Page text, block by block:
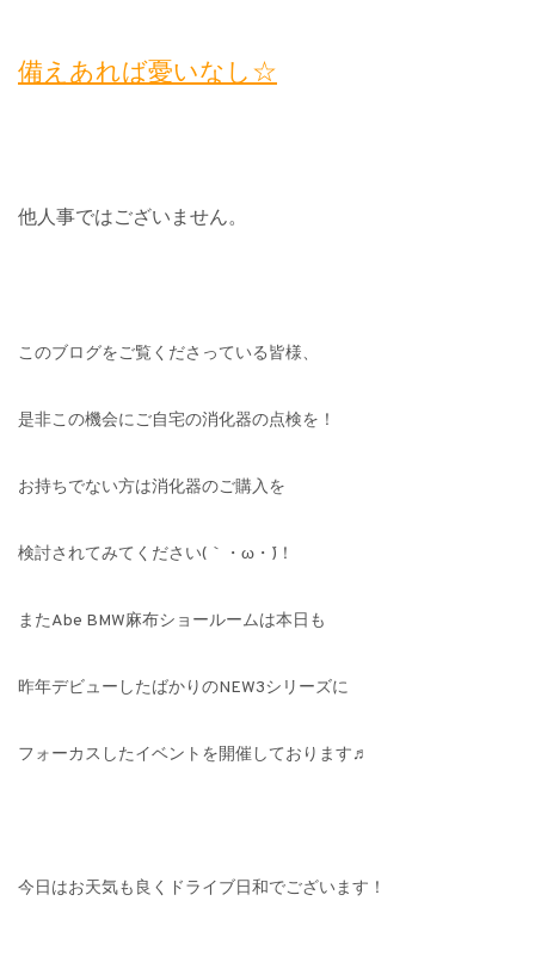
備えあれば憂いなし☆
他人事ではございません。
このブログをご覧くださっている皆様、
是非この機会にご自宅の消化器の点検を！
お持ちでない方は消化器のご購入を
検討されてみてください(｀・ω・´)！
またAbe BMW麻布ショールームは本日も
昨年デビューしたばかりのNEW3シリーズに
フォーカスしたイベントを開催しております♬
今日はお天気も良くドライブ日和でございます！